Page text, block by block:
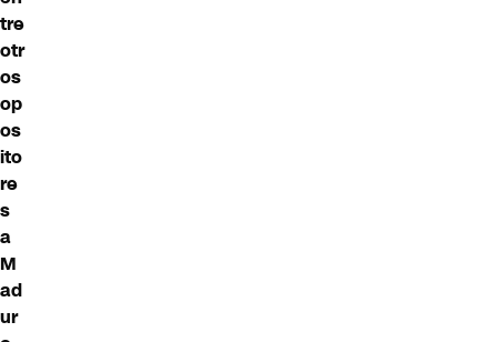
tre
otr
os
op
os
ito
re
s
a
M
ad
ur